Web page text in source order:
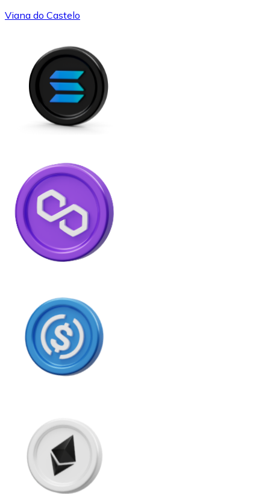
Viana do Castelo